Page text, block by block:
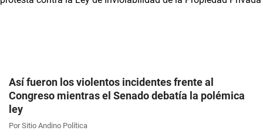
Así fueron los violentos incidentes frente al
Congreso mientras el Senado debatía la polémica
ley
Por Sitio Andino Política